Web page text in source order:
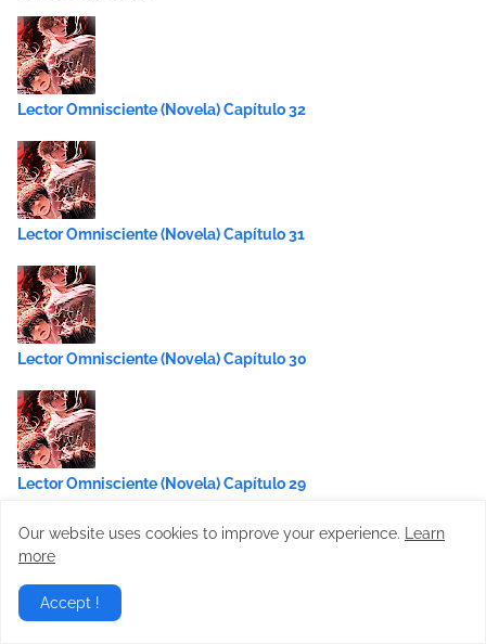
Lector Omnisciente (Novela) Capítulo 32
Lector Omnisciente (Novela) Capítulo 31
Lector Omnisciente (Novela) Capítulo 30
Lector Omnisciente (Novela) Capítulo 29
Lector Omnisciente (Novela) Capítulo 28
Our website uses cookies to improve your experience.
Learn
more
Accept !